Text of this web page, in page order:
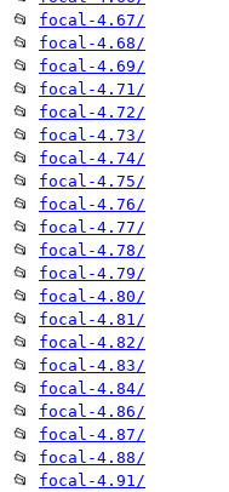
📂 focal-4.67/
📂 focal-4.68/
📂 focal-4.69/
📂 focal-4.71/
📂 focal-4.72/
📂 focal-4.73/
📂 focal-4.74/
📂 focal-4.75/
📂 focal-4.76/
📂 focal-4.77/
📂 focal-4.78/
📂 focal-4.79/
📂 focal-4.80/
📂 focal-4.81/
📂 focal-4.82/
📂 focal-4.83/
📂 focal-4.84/
📂 focal-4.86/
📂 focal-4.87/
📂 focal-4.88/
📂 focal-4.91/